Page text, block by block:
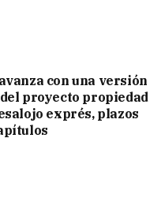
con una versión
proyecto propiedad
exprés, plazos